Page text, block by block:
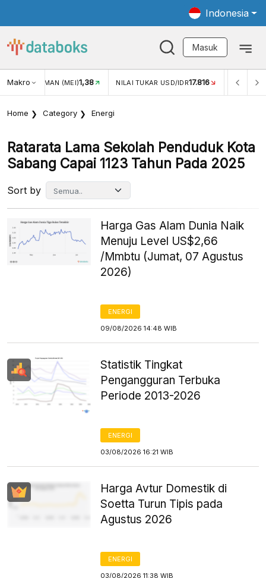
Indonesia
Masuk
MakroWISMAN (MEI)1,38 NILAI TUKAR USD/IDR17.816 INFLASI
Home Category Energi
Ratarata Lama Sekolah Penduduk Kota
Sabang Capai 1123 Tahun Pada 2025
Sort by
Harga Gas Alam Dunia Naik
Menuju Level US$2,66
/Mmbtu (Jumat, 07 Agustus
2026)
ENERGI
09/08/2026 14:48 WIB
Statistik Tingkat
Pengangguran Terbuka
Periode 2013-2026
ENERGI
03/08/2026 16:21 WIB
Harga Avtur Domestik di
Soetta Turun Tipis pada
Agustus 2026
ENERGI
03/08/2026 11:38 WIB